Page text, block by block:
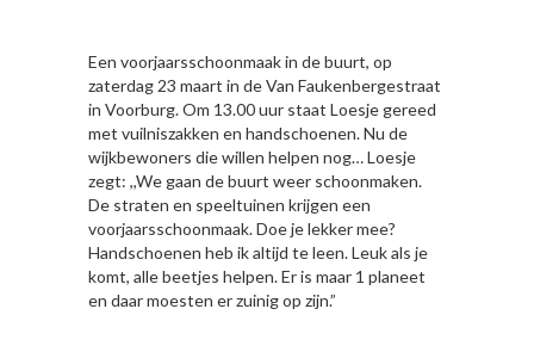
Een voorjaarsschoonmaak in de buurt, op
zaterdag 23 maart in de Van Faukenbergestraat
in Voorburg. Om 13.00 uur staat Loesje gereed
met vuilniszakken en handschoenen. Nu de
wijkbewoners die willen helpen nog… Loesje
zegt: ,,We gaan de buurt weer schoonmaken.
De straten en speeltuinen krijgen een
voorjaarsschoonmaak. Doe je lekker mee?
Handschoenen heb ik altijd te leen. Leuk als je
komt, alle beetjes helpen. Er is maar 1 planeet
en daar moesten er zuinig op zijn.”